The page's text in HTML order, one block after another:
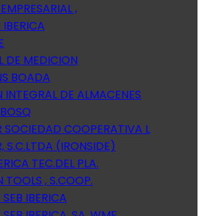
,
DE MEDICION
BOADA
INTEGRAL DE ALMACENES
SOCIEDAD COOPERATIVA L
S.C.LTDA (IRONSIDE)
TEC.DEL PLA.
, S.COOP.
IBERICA